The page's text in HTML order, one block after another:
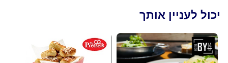
יכול לעניין אותך